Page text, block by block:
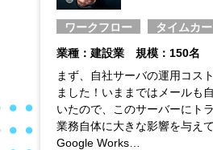
ワークフロー タイムカ
業種：建設業
規模：150名
まず、自社サーバの運用コス
ました！いままではメールも
いたので、このサーバーにト
業務自体に大きな影響を与え
Google Works…